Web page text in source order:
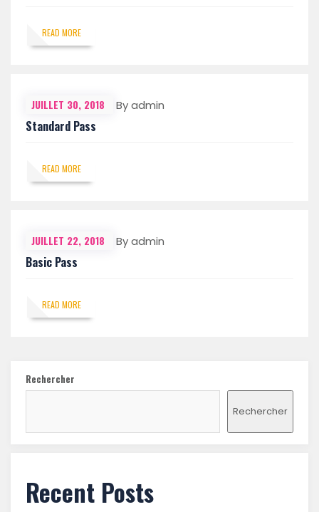
READ MORE
JUILLET 30, 2018 By admin
Standard Pass
READ MORE
JUILLET 22, 2018 By admin
Basic Pass
READ MORE
Rechercher
Rechercher
Recent Posts